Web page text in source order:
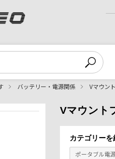
バッテリー・電源関係 Vマウン
Vマウント
カテゴリー
ポータブル電